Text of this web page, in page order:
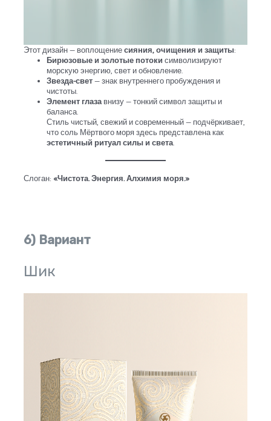
Этот дизайн — воплощениесияния, очищения и защиты:
Бирюзовые и золотые потоки символизируют
морскую энергию, свет и обновление.
Звезда-свет — знак внутреннего пробуждения и
чистоты.
Элемент глазавнизу — тонкий символ защиты и
баланса.
Стиль чистый, свежий и современный — подчёркивает,
что соль Мёртвого моря здесь представлена как
эстетичный ритуал силы и света.
Слоган:«Чистота. Энергия. Алхимия моря.»
6) Вариант
Шик